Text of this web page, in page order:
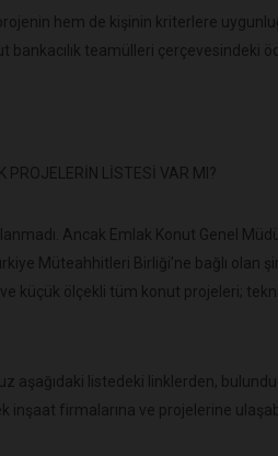
hem de kişinin kriterlere
bankacılık teamülleri çerçevesindeki
PROJELERİN LİSTESİ VAR MI?
Ancak Emlak Konut Genel
Müteahhitleri Birliği’ne bağlı
küçük ölçekli tüm konut projeleri;
aşağıdaki listedeki linklerden,
inşaat firmalarına ve projelerine